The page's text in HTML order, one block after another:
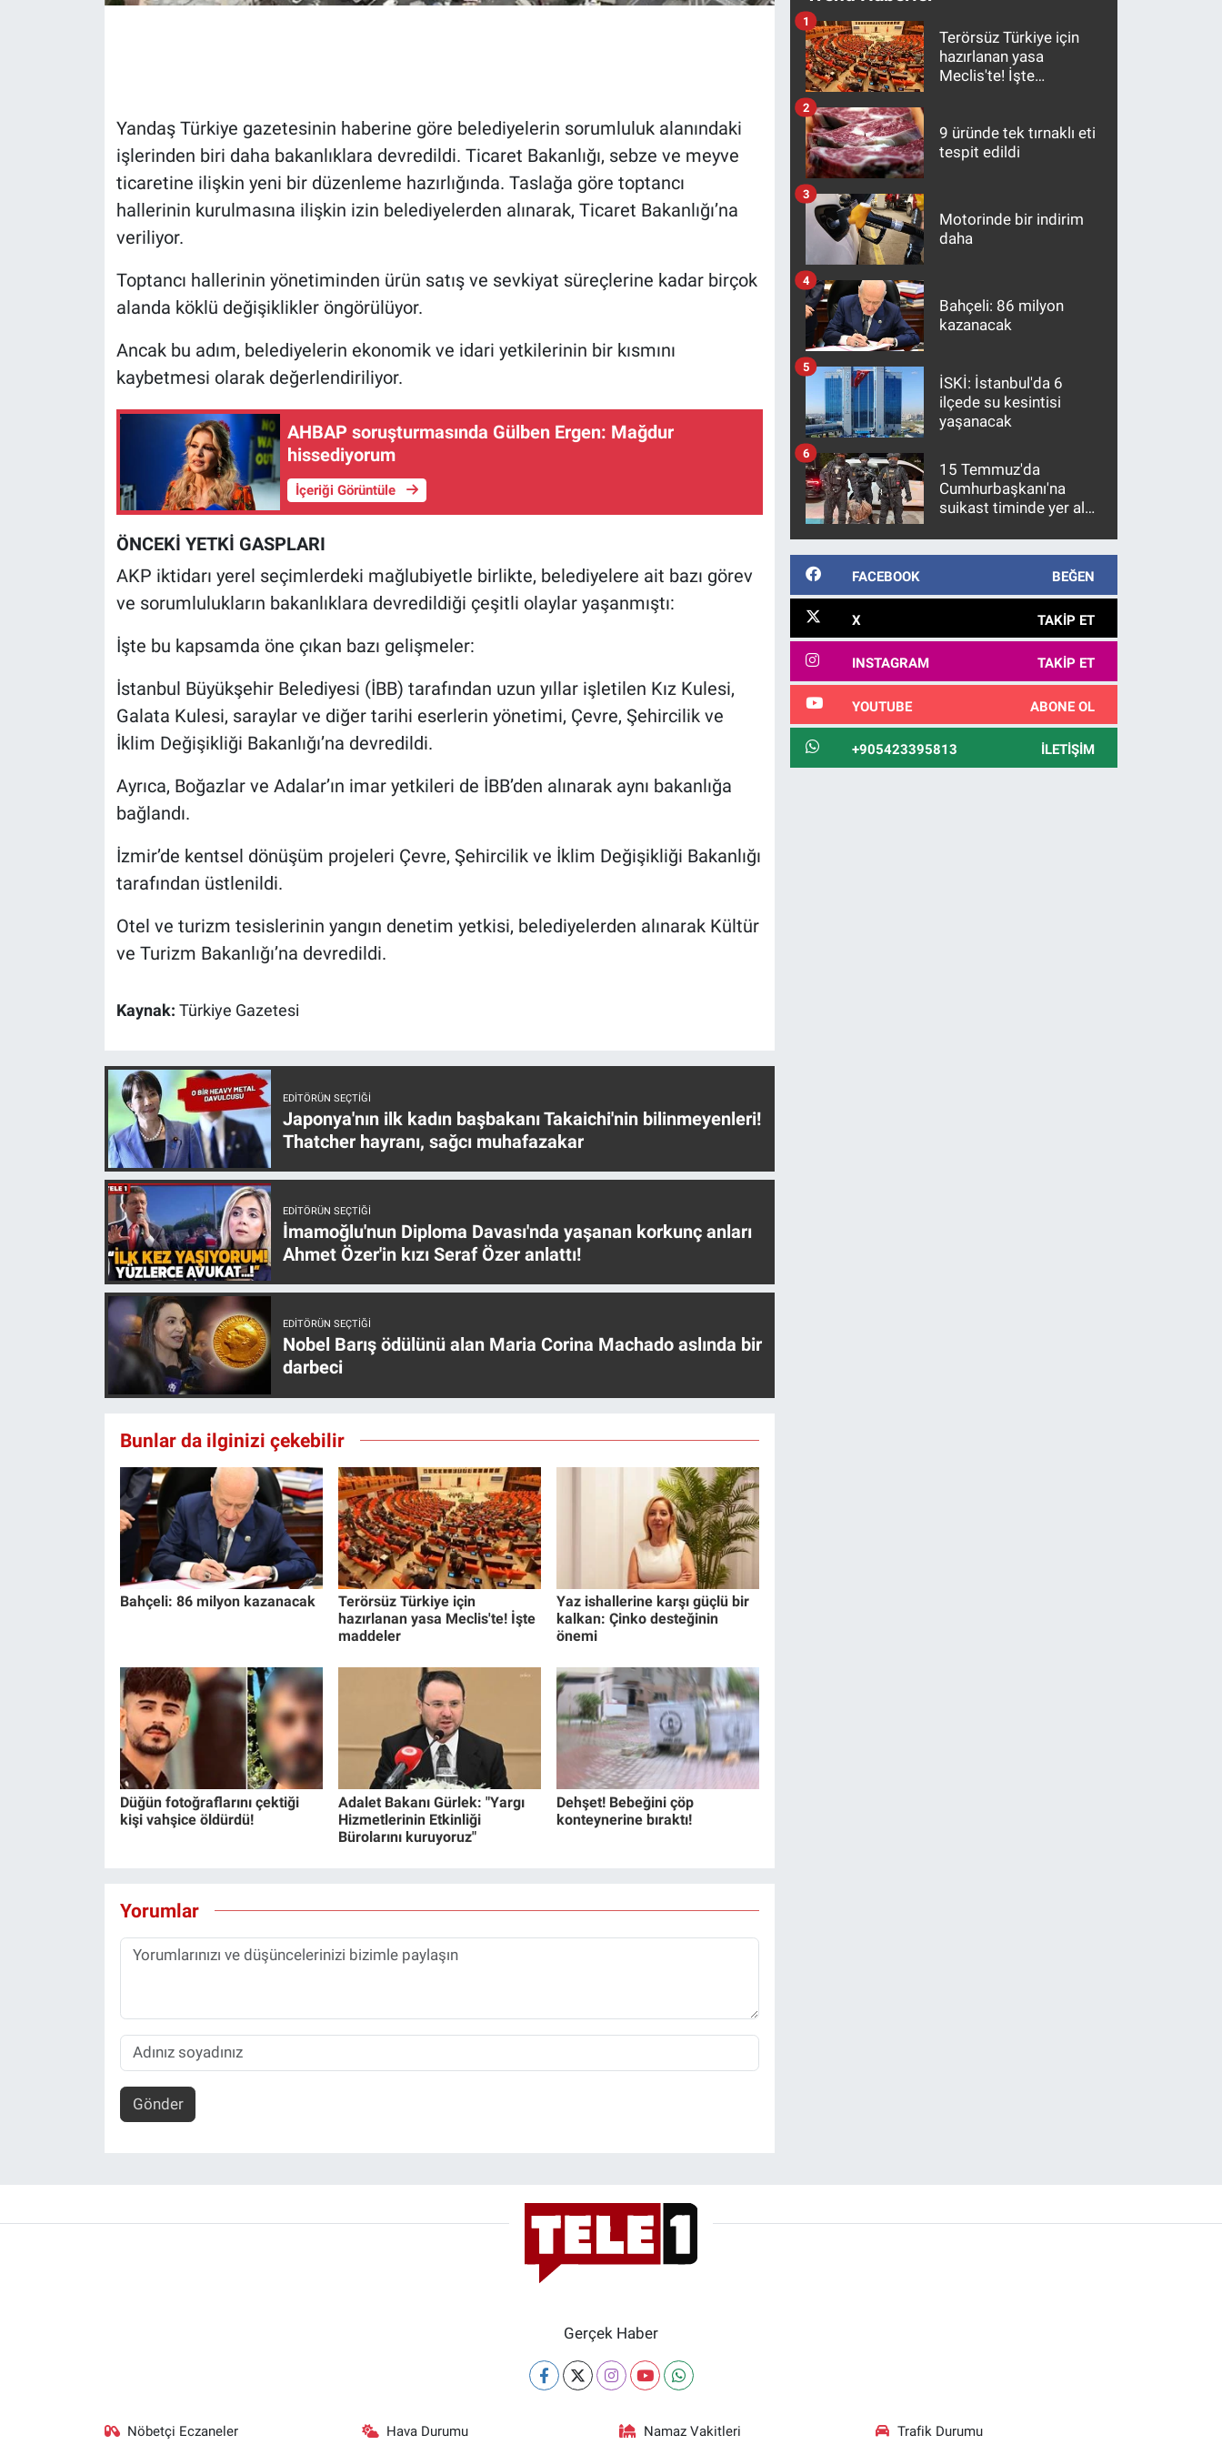
Yandaş Türkiye gazetesinin haberine göre belediyelerin sorumluluk alanındaki
işlerinden biri daha bakanlıklara devredildi. Ticaret Bakanlığı, sebze ve meyve
ticaretine ilişkin yeni bir düzenleme hazırlığında. Taslağa göre toptancı
hallerinin kurulmasına ilişkin izin belediyelerden alınarak, Ticaret Bakanlığı’na
veriliyor.
Toptancı hallerinin yönetiminden ürün satış ve sevkiyat süreçlerine kadar birçok
alanda köklü değişiklikler öngörülüyor.
Ancak bu adım, belediyelerin ekonomik ve idari yetkilerinin bir kısmını
kaybetmesi olarak değerlendiriliyor.
AHBAP soruşturmasında Gülben Ergen: Mağdur
hissediyorum
İçeriği Görüntüle
ÖNCEKİ YETKİ GASPLARI
AKP iktidarı yerel seçimlerdeki mağlubiyetle birlikte, belediyelere ait bazı görev
ve sorumlulukların bakanlıklara devredildiği çeşitli olaylar yaşanmıştı:
İşte bu kapsamda öne çıkan bazı gelişmeler:
İstanbul Büyükşehir Belediyesi (İBB) tarafından uzun yıllar işletilen Kız Kulesi,
Galata Kulesi, saraylar ve diğer tarihi eserlerin yönetimi, Çevre, Şehircilik ve
İklim Değişikliği Bakanlığı’na devredildi.
Ayrıca, Boğazlar ve Adalar’ın imar yetkileri de İBB’den alınarak aynı bakanlığa
bağlandı.
İzmir’de kentsel dönüşüm projeleri Çevre, Şehircilik ve İklim Değişikliği Bakanlığı
tarafından üstlenildi.
Otel ve turizm tesislerinin yangın denetim yetkisi, belediyelerden alınarak Kültür
ve Turizm Bakanlığı’na devredildi.
Kaynak: Türkiye Gazetesi
EDITÖRÜN SEÇTIĞI
Japonya'nın ilk kadın başbakanı Takaichi'nin bilinmeyenleri!
Thatcher hayranı, sağcı muhafazakar
EDITÖRÜN SEÇTIĞI
İmamoğlu'nun Diploma Davası'nda yaşanan korkunç anları
Ahmet Özer'in kızı Seraf Özer anlattı!
EDITÖRÜN SEÇTIĞI
Nobel Barış ödülünü alan Maria Corina Machado aslında bir
darbeci
Bunlar da ilginizi çekebilir
Bahçeli: 86 milyon kazanacak
Terörsüz Türkiye için
hazırlanan yasa Meclis'te! İşte
maddeler
Yaz ishallerine karşı güçlü bir
kalkan: Çinko desteğinin
önemi
Düğün fotoğraflarını çektiği
kişi vahşice öldürdü!
Adalet Bakanı Gürlek: "Yargı
Hizmetlerinin Etkinliği
Bürolarını kuruyoruz"
Dehşet! Bebeğini çöp
konteynerine bıraktı!
Yorumlar
Gönder
Terörsüz Türkiye için
hazırlanan yasa
Meclis'te! İşte
1
9 üründe tek tırnaklı eti
tespit edildi
2
Motorinde bir indirim
daha
3
Bahçeli: 86 milyon
kazanacak
4
İSKİ: İstanbul'da 6
ilçede su kesintisi
yaşanacak
5
15 Temmuz'da
Cumhurbaşkanı'na
suikast timinde yer alan
10 yıl sonra yakalandı
6
FACEBOOK BEĞEN
X TAKIP ET
INSTAGRAM TAKIP ET
YOUTUBE ABONE OL
+905423395813 İLETIŞIM
Gerçek Haber
Nöbetçi Eczaneler Hava Durumu Namaz Vakitleri Trafik Durumu
Koronavirüs
Ne demişti
Programlar
Türkiye'nin Geleceği
Türkiye'nin Gündemi
Yerel Gündem
Canlı Yayın